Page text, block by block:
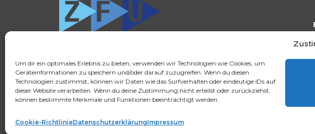
Um dir ein optimales Erlebnis zu bieten, verwenden wir Technologien wie Cookies, um
Geräteinformationen zu speichern und/oder darauf zuzugreifen. Wenn du diesen
Technologien zustimmst, können wir Daten wie das Surfverhalten oder eindeutige IDs auf
dieser Website verarbeiten. Wenn du deine Zustimmung nicht erteilst oder zurückziehst,
können bestimmte Merkmale und Funktionen beeinträchtigt werden.
Cookie-RichtlinieDatenschutzerklärungImpressum
© 2026 FSH Fernstudium